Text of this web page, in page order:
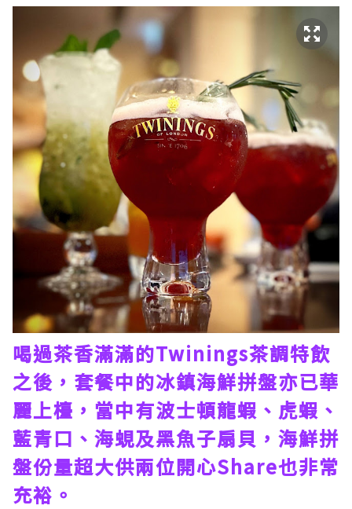
喝過茶香滿滿的Twinings茶調特飲
之後，套餐中的冰鎮海鮮拼盤亦已華
麗上檯，當中有波士頓龍蝦、虎蝦、
藍青口、海蜆及黑魚子扇貝，海鮮拼
盤份量超大供兩位開心Share也非常
充裕。